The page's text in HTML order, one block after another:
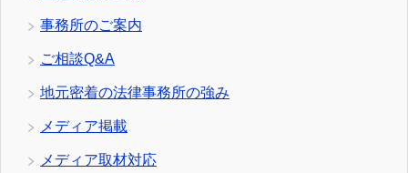
事務所のご案内
ご相談Q&A
地元密着の法律事務所の強み
メディア掲載
メディア取材対応